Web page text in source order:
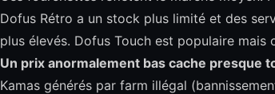
Dofus Rétro a un stock plus limité et des
plus élevés. Dofus Touch est populaire
Un prix anormalement bas cache presque
Kamas générés par farm illégal